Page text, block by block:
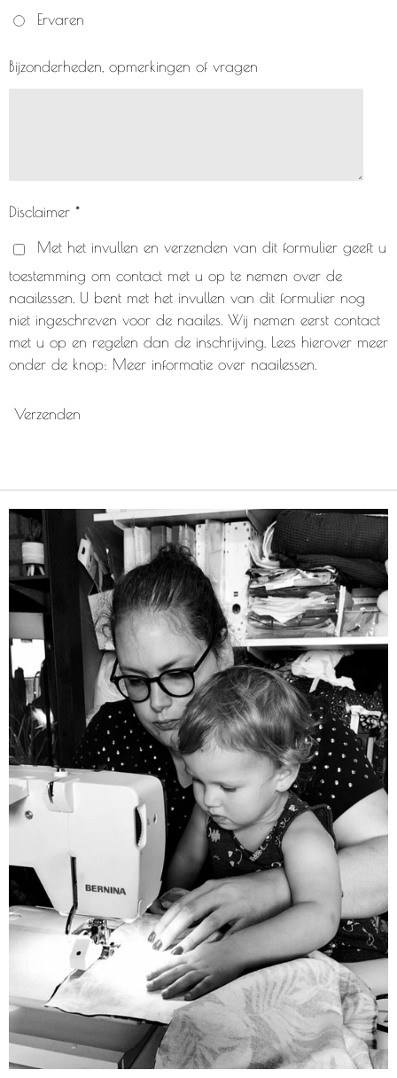
Ervaren
Bijzonderheden, opmerkingen of vragen
Disclaimer *
Met het invullen en verzenden van dit formulier geeft u
toestemming om contact met u op te nemen over de
naailessen. U bent met het invullen van dit formulier nog
niet ingeschreven voor de naailes. Wij nemen eerst contact
met u op en regelen dan de inschrijving. Lees hierover meer
onder de knop: Meer informatie over naailessen.
Verzenden